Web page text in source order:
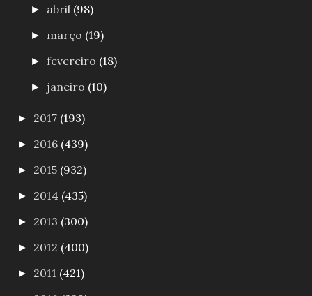
► abril (98)
► março (19)
►fevereiro (18)
► janeiro (10)
► 2017 (193)
► 2016 (439)
► 2015 (932)
► 2014 (435)
► 2013 (300)
► 2012 (400)
► 2011 (421)